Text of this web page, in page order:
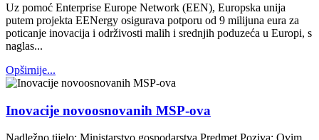
Uz pomoć Enterprise Europe Network (EEN), Europska unija
putem projekta EENergy osigurava potporu od 9 milijuna eura za
poticanje inovacija i održivosti malih i srednjih poduzeća u Europi, s
naglas...
Opširnije...
Inovacije novoosnovanih MSP-ova